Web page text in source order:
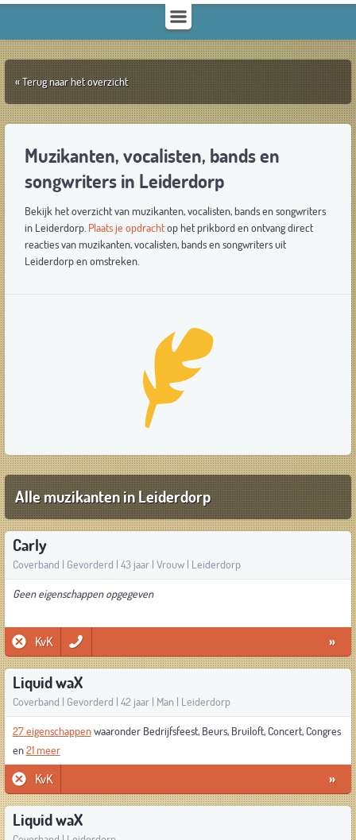
« Terug naar het overzicht
Muzikanten, vocalisten, bands en
songwriters in Leiderdorp
Bekijk het overzicht van muzikanten, vocalisten, bands en songwriters
in Leiderdorp. Plaats je opdrachtop het prikbord en ontvang direct
reacties van muzikanten, vocalisten, bands en songwriters uit
Leiderdorp en omstreken.
Alle muzikanten in Leiderdorp
Carly
Coverband | Gevorderd | 43 jaar | Vrouw | Leiderdorp
Geen eigenschappen opgegeven
KvK »
Liquid waX
Coverband | Gevorderd | 42 jaar | Man | Leiderdorp
27 eigenschappenwaaronder Bedrijfsfeest, Beurs, Bruiloft, Concert, Congres
en21 meer
KvK »
Liquid waX